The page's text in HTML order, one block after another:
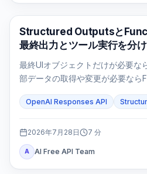
OpenAI API
Structured Outputsと
最終出力とツール実行を分
最終UIオブジェクトだけが必要
部データの取得や変更が必要なら
答が必要な場合だけです。
OpenAI Responses API
2026年7月28日 7 分
A AI Free API Team